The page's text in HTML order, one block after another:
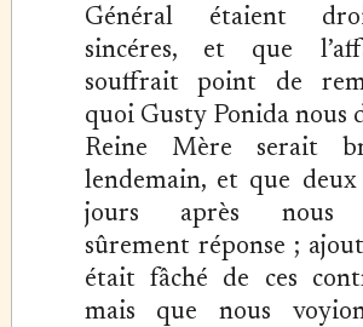
Général étaient
sincéres, et que
souffrait point de
quoi Gusty Ponida nous
Reine Mère serait
lendemain, et que
jours après nous
sûrement réponse ;
était fâché de ces
mais que nous